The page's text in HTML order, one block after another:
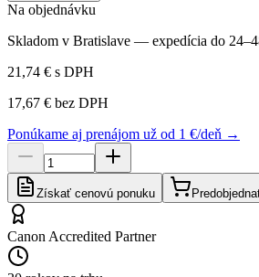
Na objednávku
Skladom v Bratislave — expedícia do
21,74 € s DPH
17,67 € bez DPH
Ponúkame aj prenájom už od 1 €/deň →
Získať cenovú ponuku
Canon Accredited Partner